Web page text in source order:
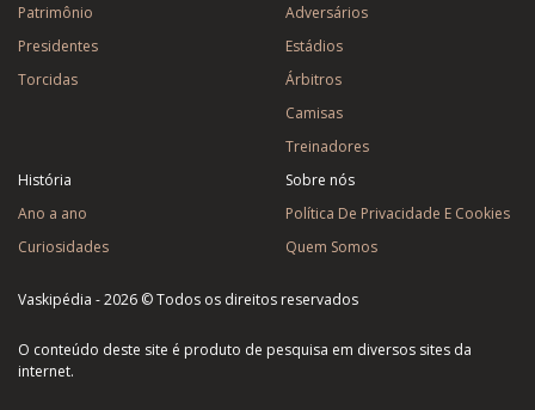
Patrimônio
Presidentes
Torcidas
Adversários
Estádios
Árbitros
Camisas
Treinadores
História
Ano a ano
Curiosidades
Sobre nós
Política De Privacidade E Cookies
Quem Somos
Vaskipédia - 2026 © Todos os direitos reservados
O conteúdo deste site é produto de pesquisa em diversos sites da
internet.